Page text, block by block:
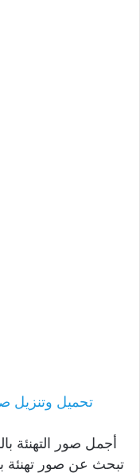
تحميل
أجمل صور التهنئة
تبحث عن صور